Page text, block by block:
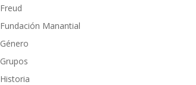
Freud
Fundación Manantial
Género
Grupos
Historia